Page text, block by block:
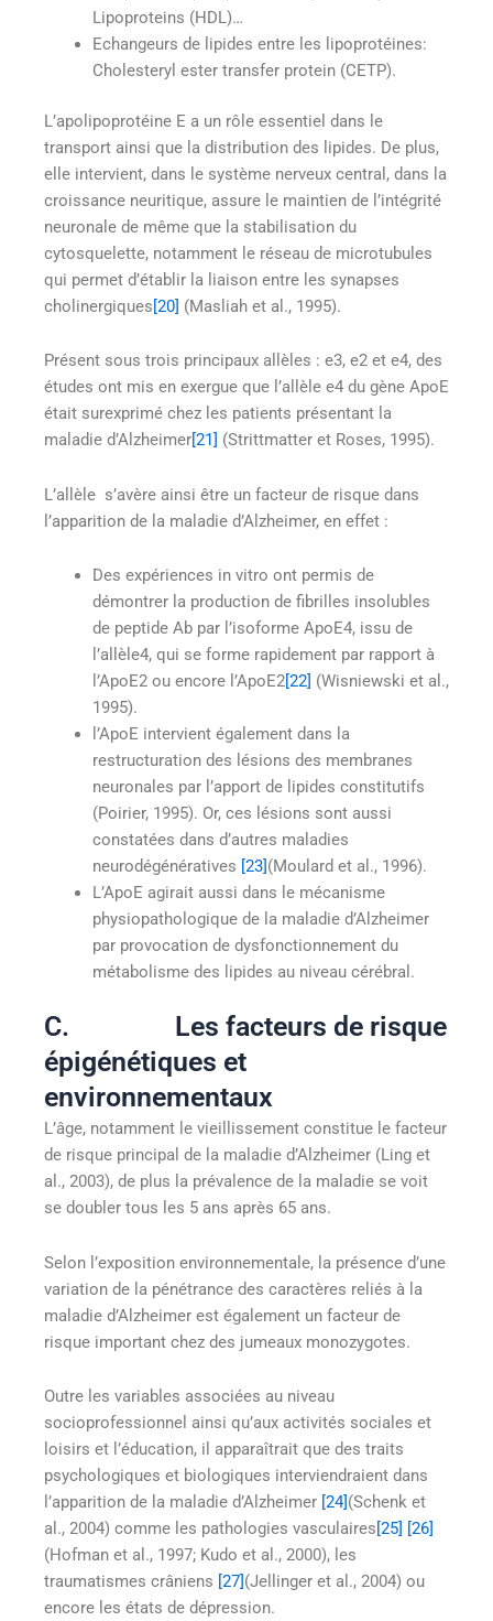
Lipoproteins (HDL)…
Echangeurs de lipides entre les lipoprotéines:
Cholesteryl ester transfer protein (CETP).
L’apolipoprotéine E a un rôle essentiel dans le
transport ainsi que la distribution des lipides. De plus,
elle intervient, dans le système nerveux central, dans la
croissance neuritique, assure le maintien de l’intégrité
neuronale de même que la stabilisation du
cytosquelette, notamment le réseau de microtubules
qui permet d’établir la liaison entre les synapses
cholinergiques[20] (Masliah et al., 1995).
Présent sous trois principaux allèles : e3, e2 et e4, des
études ont mis en exergue que l’allèle e4 du gène ApoE
était surexprimé chez les patients présentant la
maladie d’Alzheimer [21] (Strittmatter et Roses, 1995).
L’allèle s’avère ainsi être un facteur de risque dans
l’apparition de la maladie d’Alzheimer, en effet :
Des expériences in vitro ont permis de
démontrer la production de fibrilles insolubles
de peptide Ab par l’isoforme ApoE4, issu de
l’allèle4, qui se forme rapidement par rapport à
l’ApoE2 ou encore l’ApoE2[22] (Wisniewski et al.,
1995).
l’ApoE intervient également dans la
restructuration des lésions des membranes
neuronales par l’apport de lipides constitutifs
(Poirier, 1995). Or, ces lésions sont aussi
constatées dans d’autres maladies
neurodégénératives [23] (Moulard et al., 1996).
L’ApoE agirait aussi dans le mécanisme
physiopathologique de la maladie d’Alzheimer
par provocation de dysfonctionnement du
métabolisme des lipides au niveau cérébral.
C. Les facteurs de risque
épigénétiques et
environnementaux
L’âge, notamment le vieillissement constitue le facteur
de risque principal de la maladie d’Alzheimer (Ling et
al., 2003), de plus la prévalence de la maladie se voit
se doubler tous les 5 ans après 65 ans.
Selon l’exposition environnementale, la présence d’une
variation de la pénétrance des caractères reliés à la
maladie d’Alzheimer est également un facteur de
risque important chez des jumeaux monozygotes.
Outre les variables associées au niveau
socioprofessionnel ainsi qu’aux activités sociales et
loisirs et l’éducation, il apparaîtrait que des traits
psychologiques et biologiques interviendraient dans
l’apparition de la maladie d’Alzheimer [24] (Schenk et
al., 2004) comme les pathologies vasculaires [25]
[26]
(Hofman et al., 1997; Kudo et al., 2000), les
traumatismes crâniens [27] (Jellinger et al., 2004) ou
encore les états de dépression.